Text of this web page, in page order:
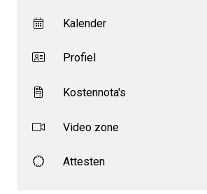
Kalender
Profiel
Kostennota's
Video zone
Attesten